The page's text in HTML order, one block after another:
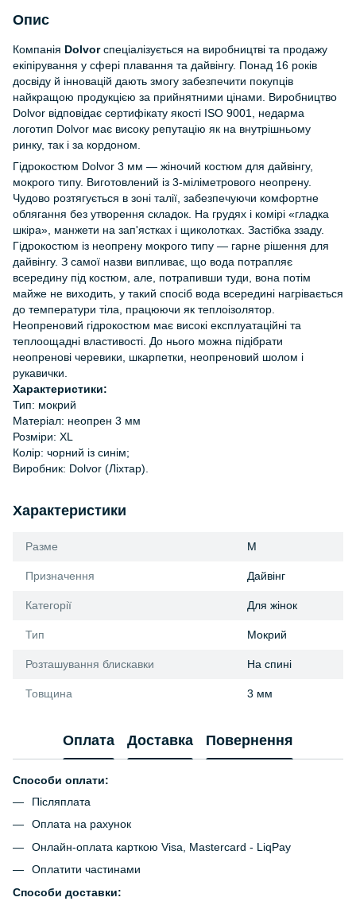
Опис
Компанія Dolvorспеціалізується на виробництві та продажу
екіпірування у сфері плавання та дайвінгу. Понад 16 років
досвіду й інновацій дають змогу забезпечити покупців
найкращою продукцією за прийнятними цінами. Виробництво
Dolvor відповідає сертифікату якості ISO 9001, недарма
логотип Dolvor має високу репутацію як на внутрішньому
ринку, так і за кордоном.
Гідрокостюм Dolvor 3 мм — жіночий костюм для дайвінгу,
мокрого типу. Виготовлений із 3-міліметрового неопрену.
Чудово розтягується в зоні талії, забезпечуючи комфортне
облягання без утворення складок. На грудях і комірі «гладка
шкіра», манжети на зап'ястках і щиколотках. Застібка ззаду.
Гідрокостюм із неопрену мокрого типу — гарне рішення для
дайвінгу. З самої назви випливає, що вода потрапляє
всередину під костюм, але, потрапивши туди, вона потім
майже не виходить, у такий спосіб вода всередині нагрівається
до температури тіла, працюючи як теплоізолятор.
Неопреновий гідрокостюм має високі експлуатаційні та
теплоощадні властивості. До нього можна підібрати
неопренові черевики, шкарпетки, неопреновий шолом і
рукавички.
Характеристики:
Тип: мокрий
Матеріал: неопрен 3 мм
Розміри: XL
Колір: чорний із синім;
Виробник: Dolvor (Ліхтар).
Характеристики
Разме M
Призначення Дайвінг
Категорії Для жінок
Тип Мокрий
Розташування блискавки На спині
Товщина 3 мм
Оплата Доставка Повернення
Способи оплати:
Післяплата
Оплата на рахунок
Онлайн-оплата карткою Visa, Mastercard - LiqPay
Оплатити частинами
Способи доставки: